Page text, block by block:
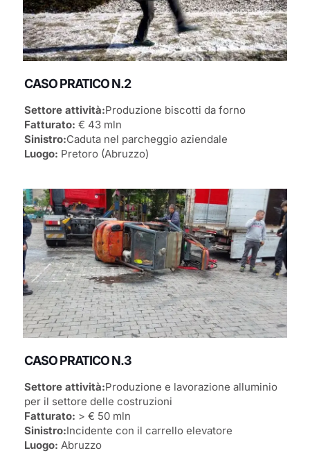
CASO PRATICO N.2
Settore attività:Produzione biscotti da forno
Fatturato: € 43 mln
Sinistro:Caduta nel parcheggio aziendale
Luogo: Pretoro (Abruzzo)
CASO PRATICO N.3
Settore attività:Produzione e lavorazione alluminio
per il settore delle costruzioni
Fatturato: > € 50 mln
Sinistro:Incidente con il carrello elevatore
Luogo: Abruzzo